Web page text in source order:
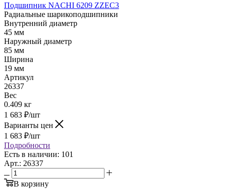
Подшипник NACHI 6209 ZZEC3
Радиальные шарикоподшипники
Внутренний диаметр
45 мм
Наружный диаметр
85 мм
Ширина
19 мм
Артикул
26337
Вес
0.409 кг
1 683 ₽/шт
Варианты цен
1 683 ₽/шт
Подробности
Есть в наличии: 101
Арт.: 26337
В корзину